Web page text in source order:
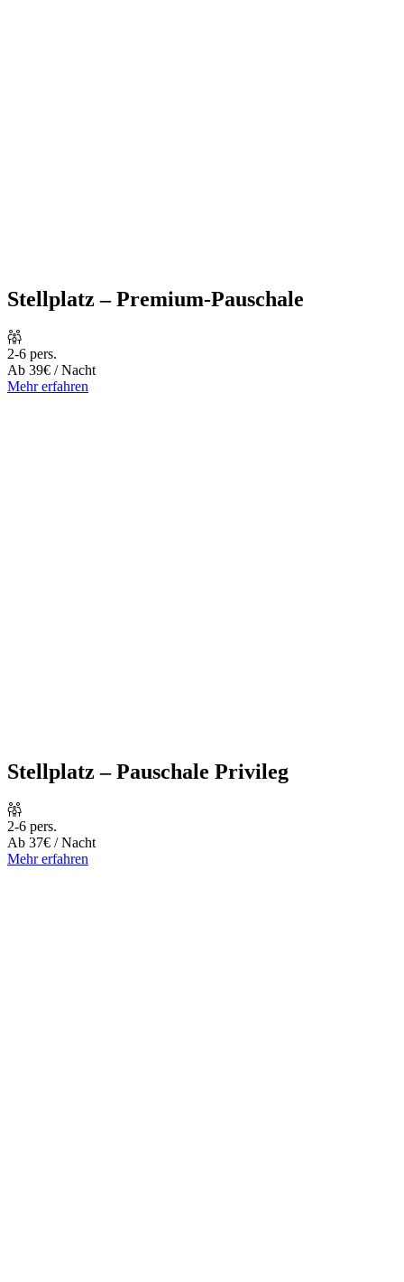
Stellplatz – Premium-Pauschale
2-6 pers.
Ab 39€ / Nacht
Mehr erfahren
Stellplatz – Pauschale Privileg
2-6 pers.
Ab 37€ / Nacht
Mehr erfahren